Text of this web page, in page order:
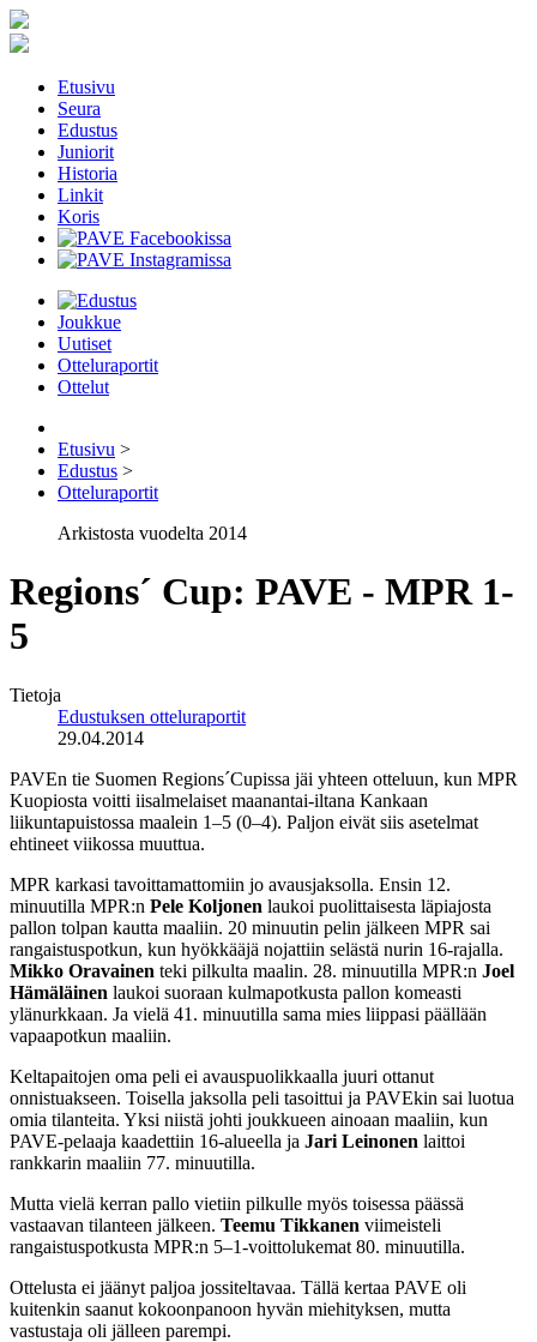
Etusivu
Seura
Edustus
Juniorit
Historia
Linkit
Koris
Joukkue
Uutiset
Otteluraportit
Ottelut
Etusivu >
Edustus >
Otteluraportit
Arkistosta vuodelta 2014
Regions´ Cup: PAVE - MPR 1-
5
Tietoja
Edustuksen otteluraportit
29.04.2014
PAVEn tie Suomen Regions´Cupissa jäi yhteen otteluun, kun MPR
Kuopiosta voitti iisalmelaiset maanantai-iltana Kankaan
liikuntapuistossa maalein 1–5 (0–4). Paljon eivät siis asetelmat
ehtineet viikossa muuttua.
MPR karkasi tavoittamattomiin jo avausjaksolla. Ensin 12.
minuutilla MPR:n Pele Koljonen laukoi puolittaisesta läpiajosta
pallon tolpan kautta maaliin. 20 minuutin pelin jälkeen MPR sai
rangaistuspotkun, kun hyökkääjä nojattiin selästä nurin 16-rajalla.
Mikko Oravainen teki pilkulta maalin. 28. minuutilla MPR:n Joel
Hämäläinen laukoi suoraan kulmapotkusta pallon komeasti
ylänurkkaan. Ja vielä 41. minuutilla sama mies liippasi päällään
vapaapotkun maaliin.
Keltapaitojen oma peli ei avauspuolikkaalla juuri ottanut
onnistuakseen. Toisella jaksolla peli tasoittui ja PAVEkin sai luotua
omia tilanteita. Yksi niistä johti joukkueen ainoaan maaliin, kun
PAVE-pelaaja kaadettiin 16-alueella ja Jari Leinonen laittoi
rankkarin maaliin 77. minuutilla.
Mutta vielä kerran pallo vietiin pilkulle myös toisessa päässä
vastaavan tilanteen jälkeen. Teemu Tikkanen viimeisteli
rangaistuspotkusta MPR:n 5–1-voittolukemat 80. minuutilla.
Ottelusta ei jäänyt paljoa jossiteltavaa. Tällä kertaa PAVE oli
kuitenkin saanut kokoonpanoon hyvän miehityksen, mutta
vastustaja oli jälleen parempi.